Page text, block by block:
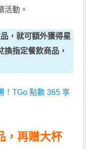
活動。
，就可額外獲得星
換指定餐飲商品，
！TGo 點數 365 享
，再贈大杯